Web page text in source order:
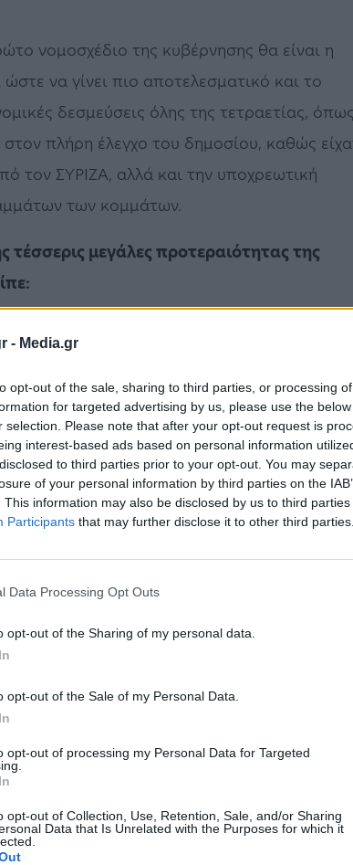
- Media.gr
opt-out of the sale, sharing to third parties, or processing
for targeted advertising by us, please use the
selection. Please note that after your opt-out request is
interest-based ads based on personal information
to third parties prior to your opt-out. You may
of your personal information by third parties on the
This information may also be disclosed by us to third
Participants that may further disclose it to other third parties.
Data Processing Opt Outs
opt-out of the Sharing of my personal data.
opt-out of the Sale of my Personal Data.
opt-out of processing my Personal Data for Targeted
opt-out of Collection, Use, Retention, Sale, and/or Sharing
Data that Is Unrelated with the Purposes for which it
νομοσχέδιο της κυβέρνησης θα είναι η
να γίνει πιο αποτελεσματικό και το
δεσμεύσεις όλης της τετραετίας, όπως
πλήρη έλεγχο του δημοσίου, καθώς
τον ΣΥΡΙΖΑ, αλλά και την υποχρεωτική
των κομμάτων.
μεγάλες προτεραιότητας της
φάκελοι που βρίσκονται μπροστά σας
ορόσημα του Ταμείου Ανάκαμψης και 959
άρα είμαστε υπηρέτες όλων των
της προηγούμενης Κυριακής αλλά και
στη Βουλή, ο πρωθυπουργός επεσήμανε με
κατ΄ ανάγκην δημοκρατική πολυφωνία αλλά
κακοφωνία.